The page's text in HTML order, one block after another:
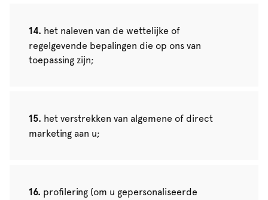
het naleven van de wettelijke of
regelgevende bepalingen die op ons van
toepassing zijn;
het verstrekken van algemene of direct
marketing aan u;
profilering (om u gepersonaliseerde